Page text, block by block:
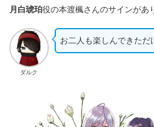
月白琥珀役の本渡楓さんのサインがあ
ダルク
お二人も楽しんできただ